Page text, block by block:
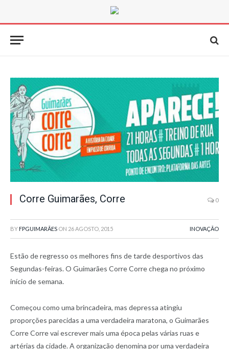
Corre Guimarães, Corre 0
BY FPGUIMARÃES ON 26 AGOSTO, 2015 INOVAÇÃO
Estão de regresso os melhores fins de tarde desportivos das
Segundas-feiras. O Guimarães Corre Corre chega no próximo
início de semana.
Começou como uma brincadeira, mas depressa atingiu
proporções parecidas a uma verdadeira maratona, o Guimarães
Corre Corre vai escrever mais uma época pelas várias ruas e
artérias da cidade. A organização denomina por uma verdadeira